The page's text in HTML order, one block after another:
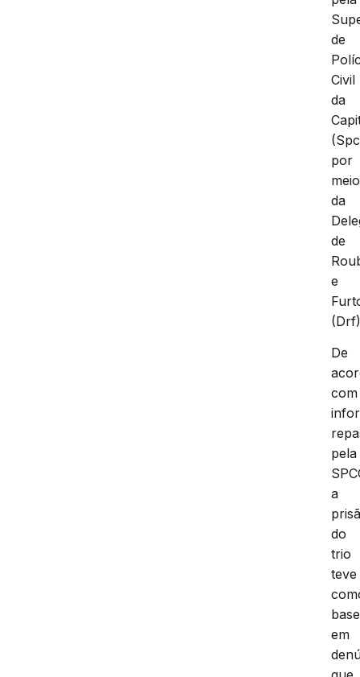
de
Civil
da
por
meio
da
de
e
De
com
pela
a
do
trio
teve
base
em